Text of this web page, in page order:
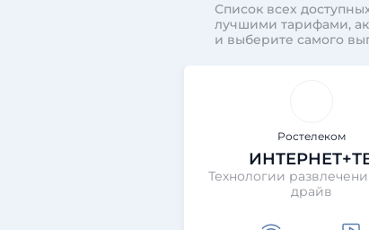
Список всех
лучшими тарифами,
и выберите самого
Ростелеком
Технологии
драйв